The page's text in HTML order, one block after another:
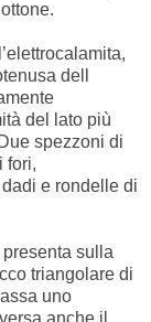
dell
del lato più
spezzoni di
fori,
e rondelle di
presenta sulla
triangolare di
uno
anche il